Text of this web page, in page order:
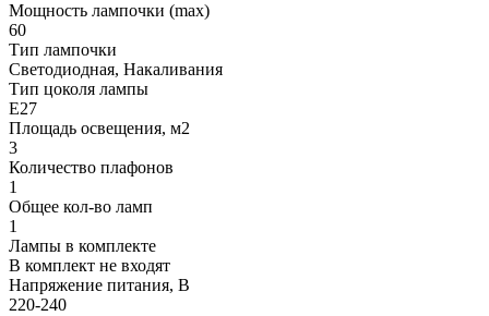
Мощность лампочки (max)
60
Тип лампочки
Светодиодная, Накаливания
Тип цоколя лампы
E27
Площадь освещения, м2
3
Количество плафонов
1
Общее кол-во ламп
1
Лампы в комплекте
В комплект не входят
Напряжение питания, В
220-240